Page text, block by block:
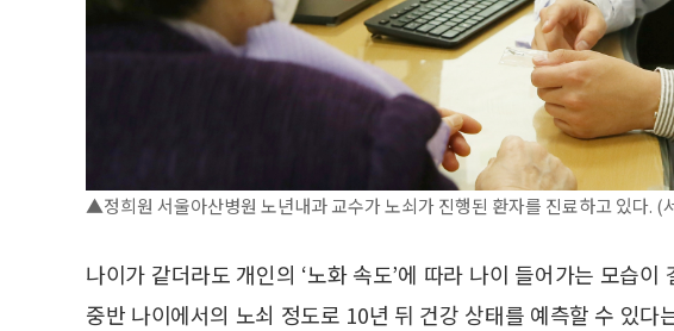
▲정희원 서울아산병원 노년내과 교수가 노쇠가 진행된 환자를 진료하고 있다. (
나이가 같더라도 개인의 ‘노화 속도’에 따라 나이 들어가는 모습
중반 나이에서의 노쇠 정도로 10년 뒤 건강 상태를 예측할 수 있다